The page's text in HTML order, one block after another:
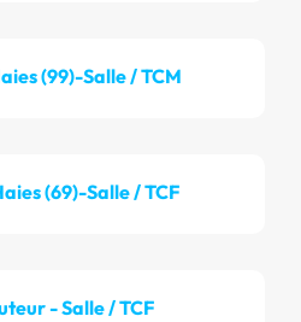
(99)-Salle / TCM
(69)-Salle / TCF
- Salle / TCF